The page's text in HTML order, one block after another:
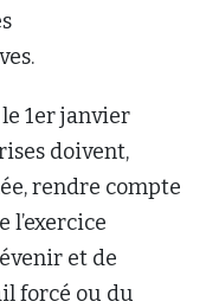
1er janvier
doivent,
rendre compte
l’exercice
et de
forcé ou du